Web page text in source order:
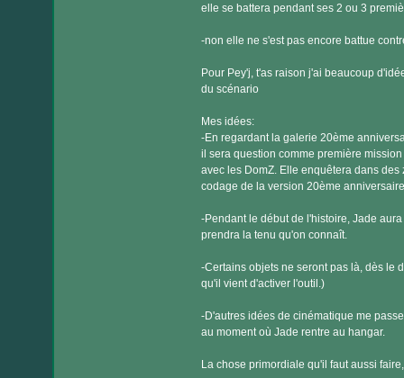
elle se battera pendant ses 2 ou 3
-non elle ne s'est pas encore battue
Pour Pey'j, t'as raison j'ai beaucoup
du scénario
Mes idées:
-En regardant la galerie 20ème
il sera question comme première
avec les DomZ. Elle enquêtera dans
codage de la version 20ème
-Pendant le début de l'histoire, Jade
prendra la tenu qu'on connaît.
-Certains objets ne seront pas là, dès le
qu'il vient d'activer l'outil.)
-D'autres idées de cinématique me
au moment où Jade rentre au hangar.
La chose primordiale qu'il faut aussi